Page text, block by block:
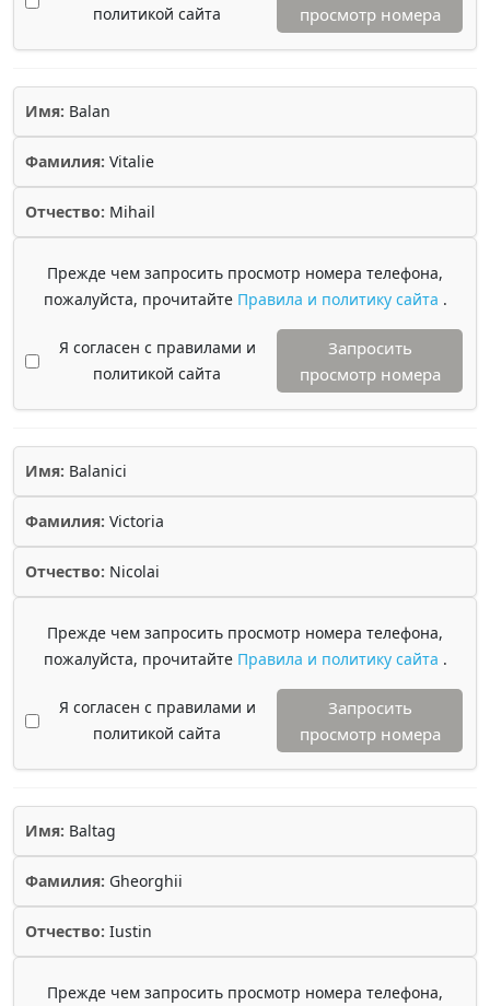
политикой сайта
просмотр номера
Имя: Balan
Фамилия: Vitalie
Отчество: Mihail
Прежде чем запросить просмотр номера телефона,
пожалуйста, прочитайте Правила и политику сайта .
Я согласен с правилами и
политикой сайта
Запросить
просмотр номера
Имя: Balanici
Фамилия: Victoria
Отчество: Nicolai
Прежде чем запросить просмотр номера телефона,
пожалуйста, прочитайте Правила и политику сайта .
Я согласен с правилами и
политикой сайта
Запросить
просмотр номера
Имя: Baltag
Фамилия: Gheorghii
Отчество: Iustin
Прежде чем запросить просмотр номера телефона,